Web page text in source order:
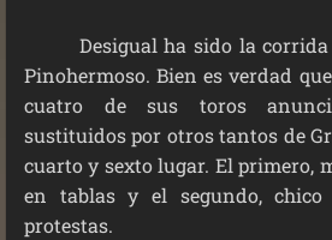
Desigual ha sido la corrida
Pinohermoso. Bien es verdad
cuatro de sus toros
sustituidos por otros tantos de
cuarto y sexto lugar. El primero,
en tablas y el segundo,
protestas.